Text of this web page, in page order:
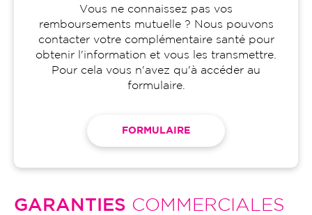
Vous ne connaissez pas vos
remboursements mutuelle ? Nous pouvons
contacter votre complémentaire santé pour
obtenir l'information et vous les transmettre.
Pour cela vous n'avez qu'à accéder au
formulaire.
FORMULAIRE
GARANTIES COMMERCIALES